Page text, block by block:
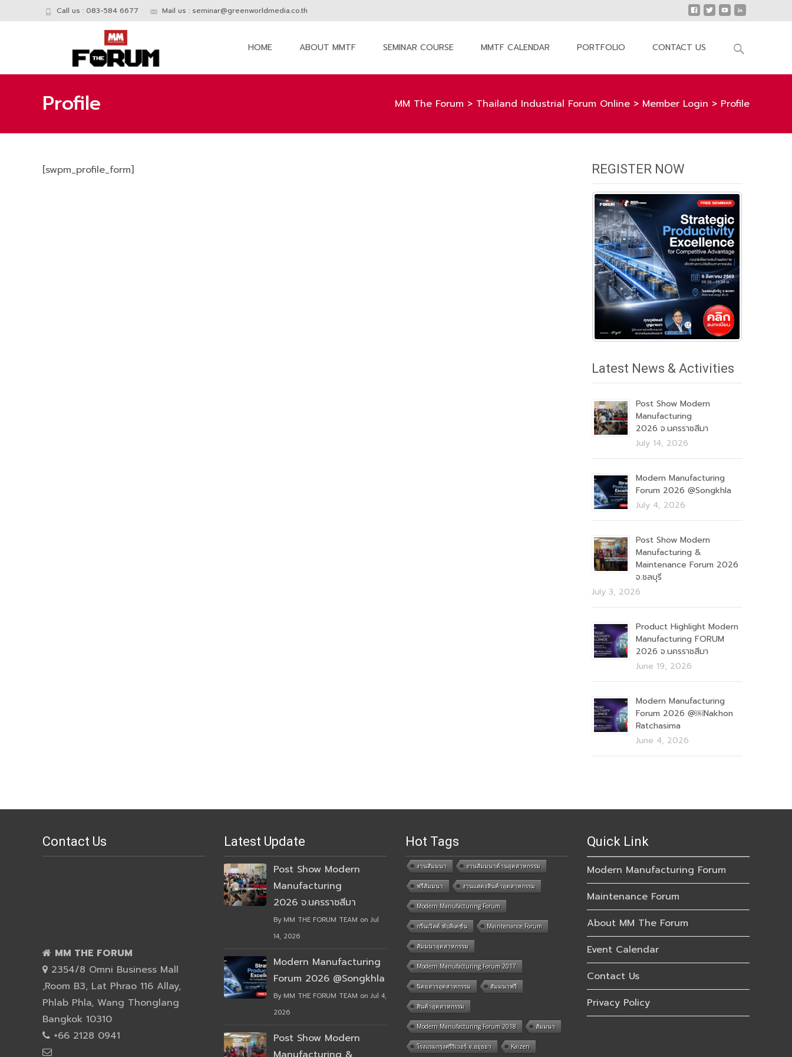
Call us : 083-584 6677 Mail us : seminar@greenworldmedia.co.th
HOME ABOUT MMTF SEMINAR COURSE MMTF CALENDAR PORTFOLIO CONTACT US
Search
Profile MM The Forum > Thailand Industrial Forum Online > Member Login > Profile
[swpm_profile_form] REGISTER NOW
Latest News & Activities
Post Show Modern
Manufacturing
2026 จ.นครราชสีมา
July 14, 2026
Modern Manufacturing
Forum 2026 @Songkhla
July 4, 2026
Post Show Modern
Manufacturing &
Maintenance Forum 2026
จ.ชลบุรี
July 3, 2026
Product Highlight Modern
Manufacturing FORUM
2026 จ.นครราชสีมา
June 19, 2026
Modern Manufacturing
Forum 2026 @￼Nakhon
Ratchasima
June 4, 2026
Contact Us
MM THE FORUM
2354/8 Omni Business Mall
,Room B3, Lat Phrao 116 Allay,
Phlab Phla, Wang Thonglang
Bangkok 10310
+66 2128 0941
Latest Update
Post Show Modern
Manufacturing
2026 จ.นครราชสีมา
By MM THE FORUM TEAM on Jul
14, 2026
Modern Manufacturing
Forum 2026 @Songkhla
By MM THE FORUM TEAM on Jul 4,
2026
Post Show Modern
Hot Tags
งานสัมมนา งานสัมมนาด้านอุตสาหกรรม
ฟรีสัมมนา งานแสดงสินค้าอุตสาหกรรม
Modern Manufacturing Forum
กรีนเวิลด์ พับลิเคชั่น Maintenance Forum
สัมมนาอุตสาหกรรม
Modern Manufacturing Forum 2017
นิตยสารอุตสาหกรรม สัมมนาฟรี
สินค้าอุตสาหกรรม
Modern Manufacturing Forum 2018 สัมมนา
โรงแรมกรุงศรีริเวอร์ จ.อยุธยา Kaizen
Quick Link
Modern Manufacturing Forum
Maintenance Forum
About MM The Forum
Event Calendar
Contact Us
Privacy Policy